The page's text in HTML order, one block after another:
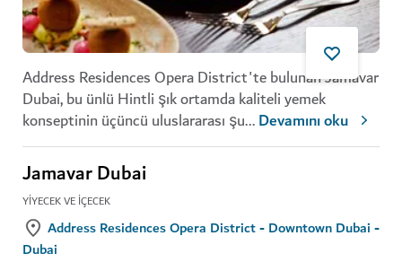
Address Residences Opera District'te bulunan Jamavar
Dubai, bu ünlü Hintli şık ortamda kaliteli yemek
konseptinin üçüncü uluslararası şu...Devamını oku
Jamavar Dubai
YIYECEK VE İÇECEK
Address Residences Opera District - Downtown Dubai -
Dubai